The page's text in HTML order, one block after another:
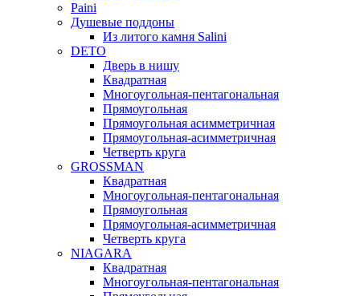
Paini
Душевые поддоны
Из литого камня Salini
DETO
Дверь в нишу
Квадратная
Многоугольная-пентагональная
Прямоугольная
Прямоугольная асимметричная
Прямоугольная-асимметричная
Четверть круга
GROSSMAN
Квадратная
Многоугольная-пентагональная
Прямоугольная
Прямоугольная-асимметричная
Четверть круга
NIAGARA
Квадратная
Многоугольная-пентагональная